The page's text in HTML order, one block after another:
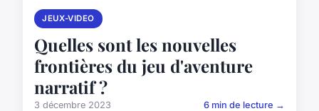
JEUX-VIDEO
Quelles sont les nouvelles
frontières du jeu d'aventure
narratif ?
3 décembre 2023 6 min de lecture →